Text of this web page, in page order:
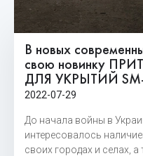
В новых
свою новинку
ДЛЯ УКРЫТИЙ
2022-07-29
До начала войны в
интересовалось
своих городах и селах,